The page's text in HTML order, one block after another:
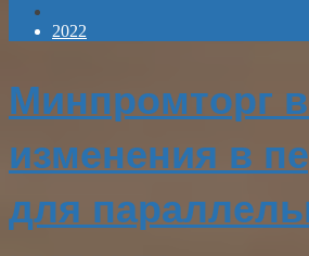
2022
Минпромторг
изменения в
для